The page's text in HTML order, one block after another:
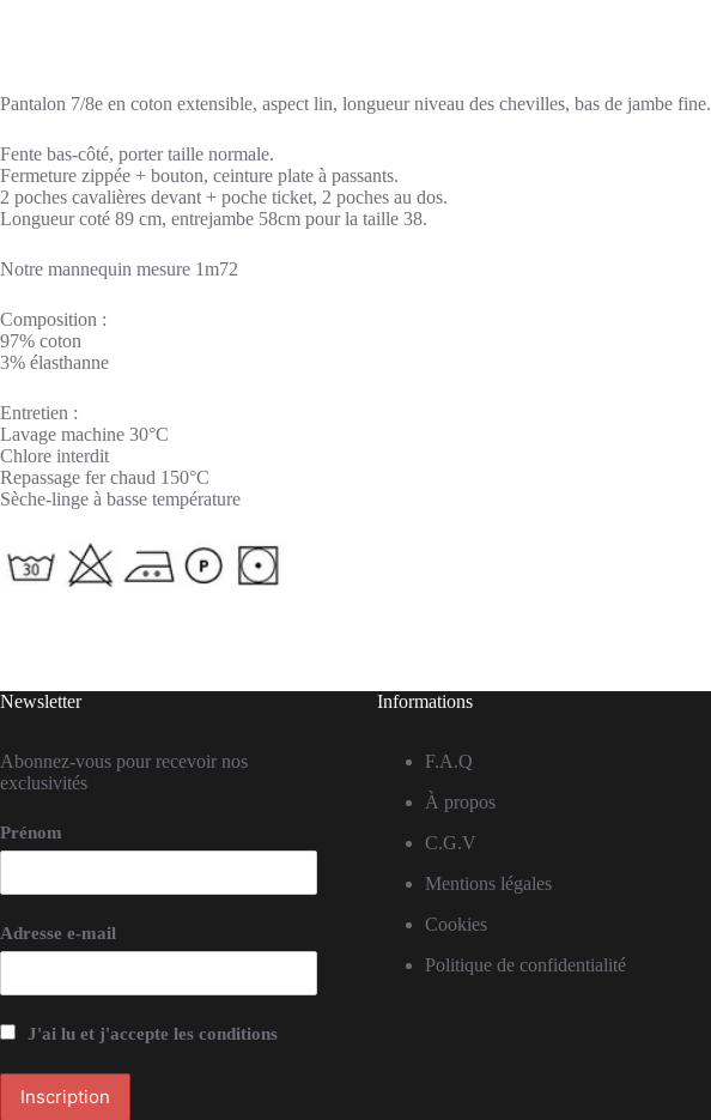
Pantalon 7/8e en coton extensible, aspect lin, longueur niveau des chevilles, bas de jambe fine.
Fente bas-côté, porter taille normale.
Fermeture zippée + bouton, ceinture plate à passants.
2 poches cavalières devant + poche ticket, 2 poches au dos.
Longueur coté 89 cm, entrejambe 58cm pour la taille 38.
Notre mannequin mesure 1m72
Composition :
97% coton
3% élasthanne
Entretien :
Lavage machine 30°C
Chlore interdit
Repassage fer chaud 150°C
Sèche-linge à basse température
Newsletter
Abonnez-vous pour recevoir nos
exclusivités
Prénom
Adresse e-mail
J'ai lu et j'accepte les conditions
Informations
F.A.Q
À propos
C.G.V
Mentions légales
Cookies
Politique de confidentialité